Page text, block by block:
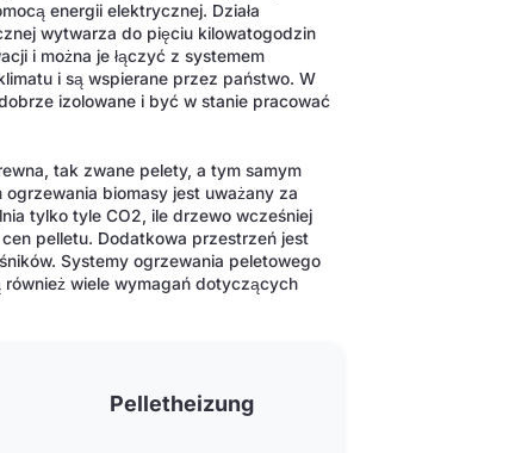
energii elektrycznej. Działa
wytwarza do pięciu kilowatogodzin
i można je łączyć z systemem
i są wspierane przez państwo. W
izolowane i być w stanie pracować
tak zwane pelety, a tym samym
biomasy jest uważany za
tylko tyle CO2, ile drzewo wcześniej
cen pelletu. Dodatkowa przestrzeń jest
Systemy ogrzewania peletowego
również wiele wymagań dotyczących
Pelletheizung